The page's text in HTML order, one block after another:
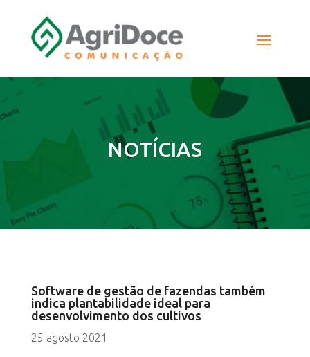
NOTÍCIAS
Software de gestão de fazendas também
indica plantabilidade ideal para
desenvolvimento dos cultivos
25 agosto 2021